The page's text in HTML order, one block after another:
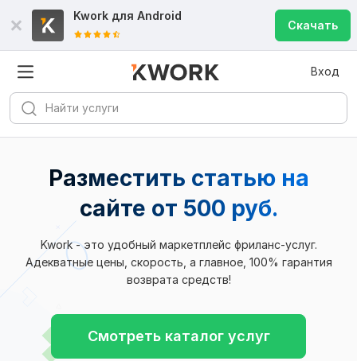
Kwork для Android
Скачать
Вход
Разместить статью на
сайте от 500 руб.
Kwork - это удобный маркетплейс фриланс-услуг.
Адекватные цены, скорость, а главное, 100% гарантия
возврата средств!
Смотреть каталог услуг